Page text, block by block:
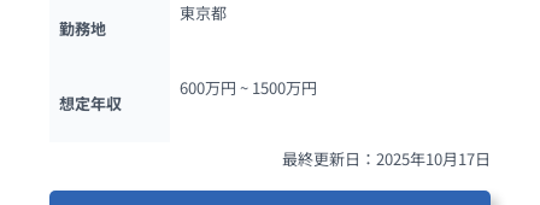
勤務地
東京都
想定年収
600万円 ~ 1500万円
最終更新日：2025年10月17日